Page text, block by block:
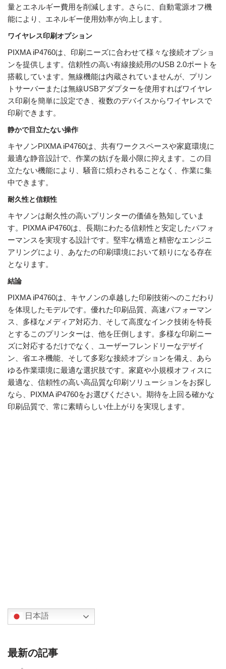
量とエネルギー費用を削減します。さらに、自動電源オフ機
能により、エネルギー使用効率が向上します。
ワイヤレス印刷オプション
PIXMA iP4760は、印刷ニーズに合わせて様々な接続オプショ
ンを提供します。信頼性の高い有線接続用のUSB 2.0ポートを
搭載しています。無線機能は内蔵されていませんが、プリン
トサーバーまたは無線USBアダプターを使用すればワイヤレ
ス印刷を簡単に設定でき、複数のデバイスからワイヤレスで
印刷できます。
静かで目立たない操作
キヤノンPIXMA iP4760は、共有ワークスペースや家庭環境に
最適な静音設計で、作業の妨げを最小限に抑えます。この目
立たない機能により、騒音に煩わされることなく、作業に集
中できます。
耐久性と信頼性
キヤノンは耐久性の高いプリンターの価値を熟知していま
す。PIXMA iP4760は、長期にわたる信頼性と安定したパフォ
ーマンスを実現する設計です。堅牢な構造と精密なエンジニ
アリングにより、あなたの印刷環境において頼りになる存在
となります。
結論
PIXMA iP4760は、キヤノンの卓越した印刷技術へのこだわり
を体現したモデルです。優れた印刷品質、高速パフォーマン
ス、多様なメディア対応力、そして高度なインク技術を特長
とするこのプリンターは、他を圧倒します。多様な印刷ニー
ズに対応するだけでなく、ユーザーフレンドリーなデザイ
ン、省エネ機能、そして多彩な接続オプションを備え、あら
ゆる作業環境に最適な選択肢です。家庭や小規模オフィスに
最適な、信頼性の高い高品質な印刷ソリューションをお探し
なら、PIXMA iP4760をお選びください。期待を上回る確かな
印刷品質で、常に素晴らしい仕上がりを実現します。
日本語
最新の記事